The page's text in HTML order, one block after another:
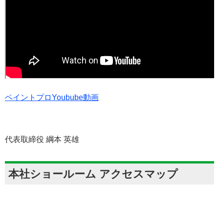
ペイントプロYoubube動画
代表取締役 綱本 英雄
本社ショールーム アクセスマップ